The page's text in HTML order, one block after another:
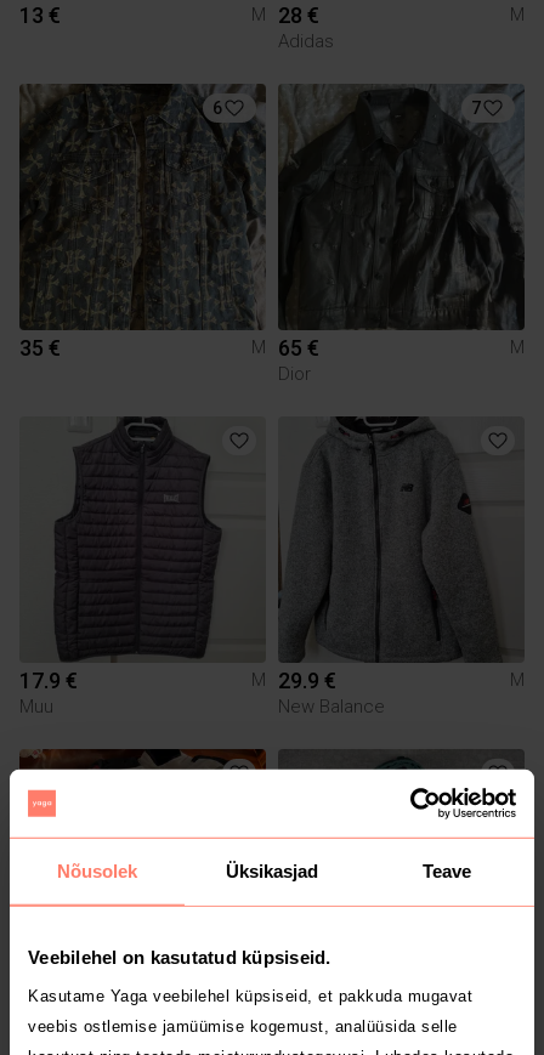
Nõusolek Üksikasjad Teave
Veebilehel on kasutatud küpsiseid.
Kasutame Yaga veebilehel küpsiseid, et pakkuda mugavat
veebis ostlemise jamüümise kogemust, analüüsida selle
13 € M 28 €
M
Adidas
6
35 € M
7
65 €
M
Dior
17.9 €
M
Muu
29.9 €
M
New Balance
50 €
Muu